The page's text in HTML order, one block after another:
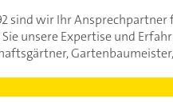
sind wir Ihr
unsere Expertise und